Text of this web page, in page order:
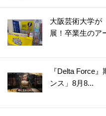
大阪芸術大学が
展！卒業生のア
『Delta Force
ンス」8月8...